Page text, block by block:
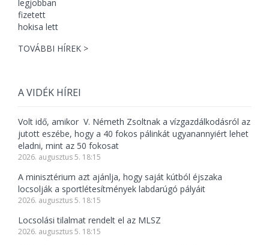
TOVÁBBI HÍREK >
A VIDÉK HÍREI
Volt idő, amikor V. Németh Zsoltnak a vízgazdálkodásról az
jutott eszébe, hogy a 40 fokos pálinkát ugyanannyiért lehet
eladni, mint az 50 fokosat
2026. augusztus 5. 18:15
A minisztérium azt ajánlja, hogy saját kútból éjszaka
locsolják a sportlétesítmények labdarúgó pályáit
2026. augusztus 5. 18:15
Locsolási tilalmat rendelt el az MLSZ
2026. augusztus 5. 18:15